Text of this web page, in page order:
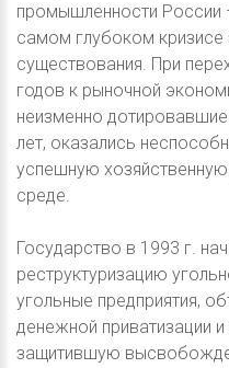
промышленности России
самом глубоком кризисе
существования. При
годов к рыночной
неизменно
лет, оказались
успешную хозяйственную
среде.
Государство в 1993 г.
реструктуризацию
угольные предприятия,
денежной приватизации
защитившую